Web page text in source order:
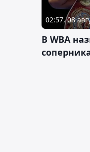
02:57, 08
В WBA